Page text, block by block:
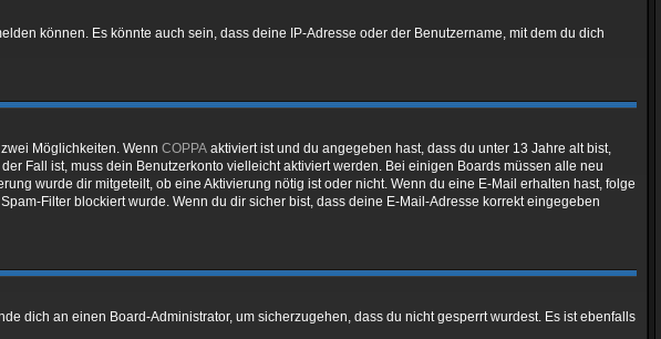
können. Es könnte auch sein, dass deine IP-Adresse oder der Benutzername, mit dem du dich
Möglichkeiten. Wenn COPPA aktiviert ist und du angegeben hast, dass du unter 13 Jahre alt bist,
Fall ist, muss dein Benutzerkonto vielleicht aktiviert werden. Bei einigen Boards müssen alle neu
wurde dir mitgeteilt, ob eine Aktivierung nötig ist oder nicht. Wenn du eine E-Mail erhalten hast, folge
Filter blockiert wurde. Wenn du dir sicher bist, dass deine E-Mail-Adresse korrekt eingegeben
dich an einen Board-Administrator, um sicherzugehen, dass du nicht gesperrt wurdest. Es ist ebenfalls